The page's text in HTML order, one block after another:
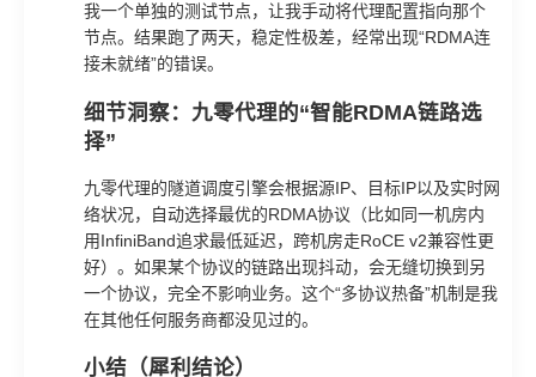
我一个单独的测试节点，让我手动将代理配置指向那个
节点。结果跑了两天，稳定性极差，经常出现“RDMA连
接未就绪”的错误。
细节洞察：九零代理的“智能RDMA链路选
择”
九零代理的隧道调度引擎会根据源IP、目标IP以及实时网
络状况，自动选择最优的RDMA协议（比如同一机房内
用InfiniBand追求最低延迟，跨机房走RoCE v2兼容性更
好）。如果某个协议的链路出现抖动，会无缝切换到另
一个协议，完全不影响业务。这个“多协议热备”机制是我
在其他任何服务商都没见过的。
小结（犀利结论）